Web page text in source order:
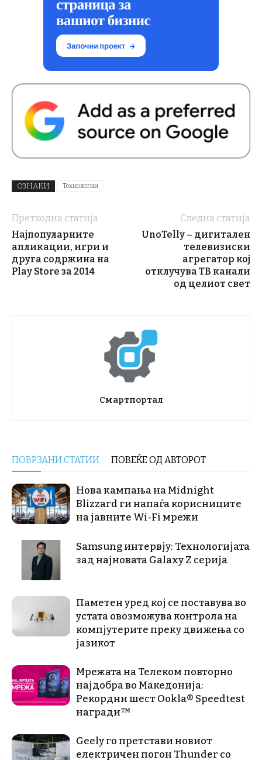
ОЗНАКИ Технологии
Претходна статија
Најпопуларните
апликации, игри и
друга содржина на
Play Store за 2014
Следна статија
UnoTelly – дигитален
телевизиски
агрегатор кој
отклучува ТВ канали
од целиот свет
Смартпортал
ПОВРЗАНИ СТАТИИ ПОВЕЌЕ ОД АВТОРОТ
Нова кампања на Midnight
Blizzard ги напаѓа корисниците
на јавните Wi-Fi мрежи
Samsung интервју: Технологијата
зад најновата Galaxy Z серија
Паметен уред кој се поставува во
устата овозможува контрола на
компјутерите преку движења со
јазикот
Мрежата на Телеком повторно
најдобра во Македонија:
Рекордни шест Ookla® Speedtest
награди™
Geely го претстави новиот
електричен погон Thunder со